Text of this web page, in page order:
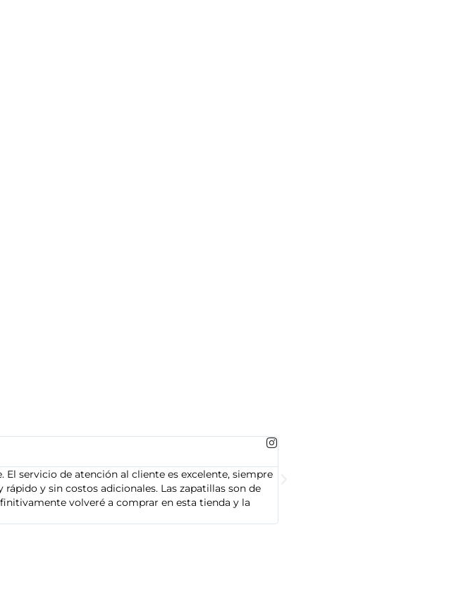
servicio de atención al cliente es excelente, siempre
y sin costos adicionales. Las zapatillas son de
volveré a comprar en esta tienda y la